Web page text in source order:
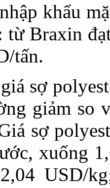
khẩu
từ Braxin
tấn.
sợ
giảm so
sợ
xuống
USD/